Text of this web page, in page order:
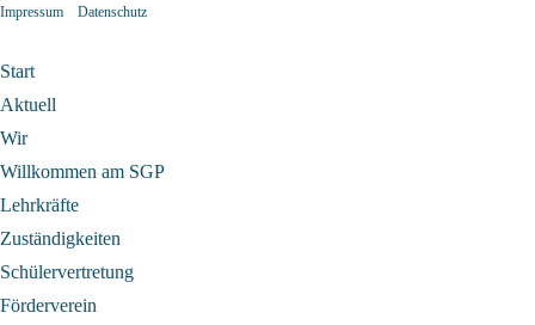
Impressum
Datenschutz
Start
Aktuell
Wir
Willkommen am SGP
Lehrkräfte
Zuständigkeiten
Schülervertretung
Förderverein